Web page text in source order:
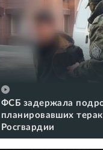
ФСБ задержала
планировавших
Росгвардии